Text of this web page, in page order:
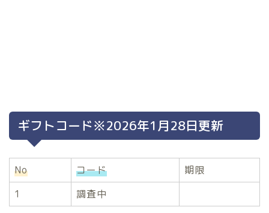
ギフトコード※2026年1月28日更新
No コード
期限
1
調査中